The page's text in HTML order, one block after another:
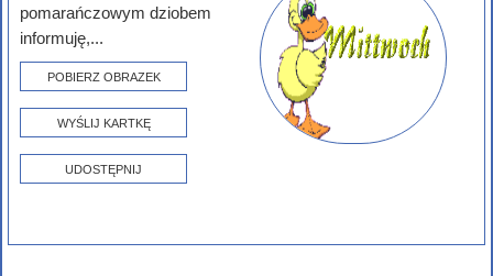
pomarańczowym dziobem
informuję,...
POBIERZ OBRAZEK
WYŚLIJ KARTKĘ
UDOSTĘPNIJ